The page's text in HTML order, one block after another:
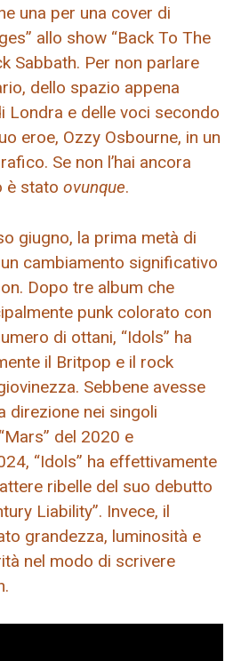
una per una cover di
allo show “Back To The
Sabbath. Per non parlare
dello spazio appena
Londra e delle voci secondo
eroe, Ozzy Osbourne, in un
Se non l’hai ancora
è stato ovunque.
giugno, la prima metà di
cambiamento significativo
Dopo tre album che
punk colorato con
di ottani, “Idols” ha
il Britpop e il rock
Sebbene avesse
direzione nei singoli
del 2020 e
“Idols” ha effettivamente
ribelle del suo debutto
Liability”. Invece, il
grandezza, luminosità e
nel modo di scrivere